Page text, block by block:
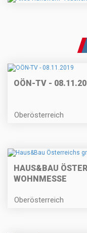
OÖN-TV -
Oberösterreich
HAUS&BAU
OHNMESSE
Oberösterreich